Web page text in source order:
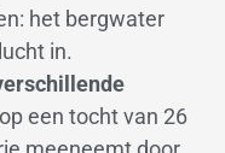
het bergwater
in.
op een tocht van 26